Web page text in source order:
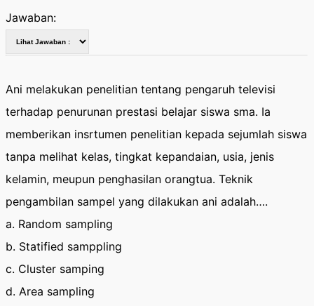
Jawaban:
Ani melakukan penelitian tentang pengaruh televisi
terhadap penurunan prestasi belajar siswa sma. Ia
memberikan insrtumen penelitian kepada sejumlah siswa
tanpa melihat kelas, tingkat kepandaian, usia, jenis
kelamin, meupun penghasilan orangtua. Teknik
pengambilan sampel yang dilakukan ani adalah….
a. Random sampling
b. Statified samppling
c. Cluster samping
d. Area sampling